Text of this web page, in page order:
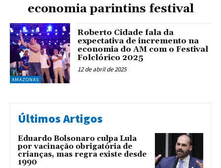
economia parintins festival
AMAZONAS
Roberto Cidade fala da
expectativa de incremento na
economia do AM com o Festival
Folclórico 2025
12 de abril de 2025
Últimos Artigos
Eduardo Bolsonaro culpa Lula
por vacinação obrigatória de
crianças, mas regra existe desde
1990